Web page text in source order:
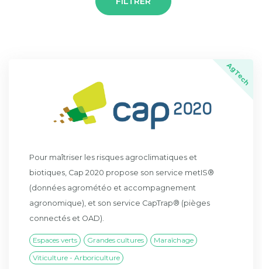
AgTech
Pour maîtriser les risques agroclimatiques et
biotiques, Cap 2020 propose son service metIS®
(données agrométéo et accompagnement
agronomique), et son service CapTrap® (pièges
connectés et OAD).
Espaces verts Grandes cultures
Maraîchage
Viticulture - Arboriculture